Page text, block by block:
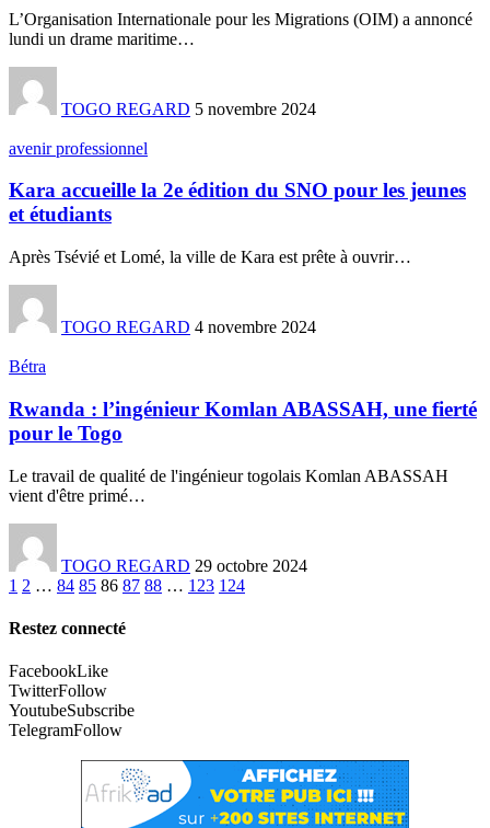
L’Organisation Internationale pour les Migrations (OIM) a annoncé
lundi un drame maritime…
TOGO REGARD 5 novembre 2024
avenir professionnel
Kara accueille la 2e édition du SNO pour les jeunes
et étudiants
Après Tsévié et Lomé, la ville de Kara est prête à ouvrir…
TOGO REGARD 4 novembre 2024
Bétra
Rwanda : l’ingénieur Komlan ABASSAH, une fierté
pour le Togo
Le travail de qualité de l'ingénieur togolais Komlan ABASSAH
vient d'être primé…
TOGO REGARD 29 octobre 2024
1 2 … 84 85 86 87 88 … 123 124
Restez connecté
FacebookLike
TwitterFollow
YoutubeSubscribe
TelegramFollow